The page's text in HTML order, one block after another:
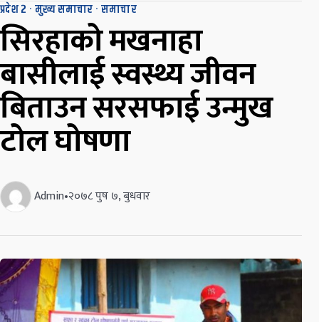
प्रदेश २ · मुख्य समाचार · समाचार
सिरहाको मखनाहा
बासीलाई स्वस्थ्य जीवन
बिताउन सरसफाई उन्मुख
टोल घोषणा
Admin•२०७८ पुष ७, बुधवार